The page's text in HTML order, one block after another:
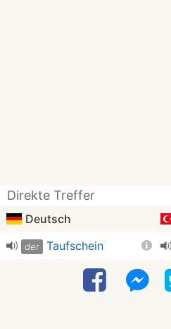
Direkte Treffer
Deutsch
der Taufschein